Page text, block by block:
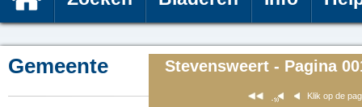
Gemeente Stevensweert - Pagina
Klik op de